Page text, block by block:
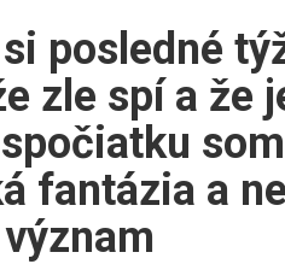
posledné
zle spí a že
fantázia a